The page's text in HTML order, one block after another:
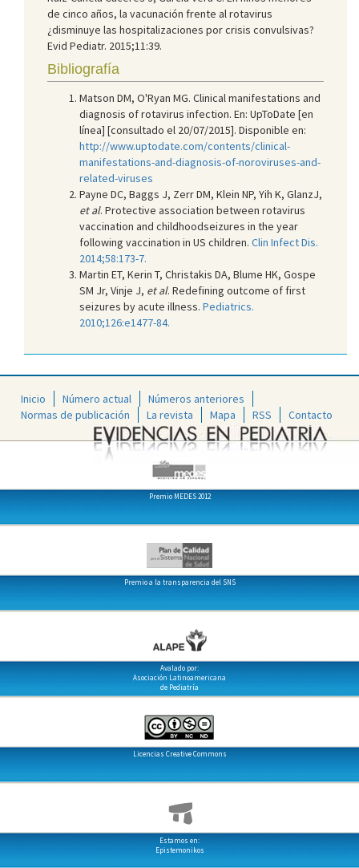
de cinco años, la vacunación frente al rotavirus
¿disminuye las hospitalizaciones por crisis convulsivas?
Evid Pediatr. 2015;11:39.
Bibliografía
Matson DM, O'Ryan MG. Clinical manifestations and
diagnosis of rotavirus infection. En: UpToDate [en
línea] [consultado el 20/07/2015]. Disponible en:
http://www.uptodate.com/contents/clinical-
manifestations-and-diagnosis-of-noroviruses-and-
related-viruses
Payne DC, Baggs J, Zerr DM, Klein NP, Yih K, GlanzJ,
et al. Protective association between rotavirus
vaccination and childhoodseizures in the year
following vaccination in US children. Clin Infect Dis.
2014;58:173-7.
Martin ET, Kerin T, Christakis DA, Blume HK, Gospe
SM Jr, Vinje J, et al. Redefining outcome of first
seizures by acute illness. Pediatrics.
2010;126:e1477-84.
Inicio Número actual
Números anteriores
Normas de publicación
La revista Mapa RSS Contacto
Premio MEDES 2012
Premio a la transparencia del SNS
Avalado por:
Asociación Latinoamericana
de Pediatría
Licencias Creative Commons
Estamos en:
Epistemonikos